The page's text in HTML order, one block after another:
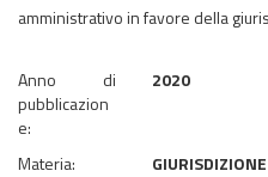
amministrativo in favore della
Anno di
pubblicazion
e:
2020
Materia: